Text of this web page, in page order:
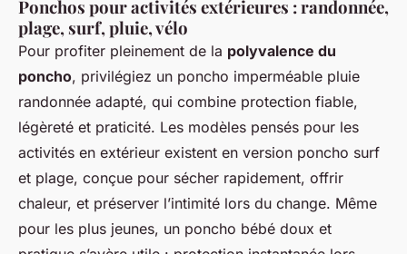
Ponchos pour activités extérieures : randonnée,
plage, surf, pluie, vélo
Pour profiter pleinement de la polyvalence du
poncho, privilégiez un poncho imperméable pluie
randonnée adapté, qui combine protection fiable,
légèreté et praticité. Les modèles pensés pour les
activités en extérieur existent en version poncho surf
et plage, conçue pour sécher rapidement, offrir
chaleur, et préserver l’intimité lors du change. Même
pour les plus jeunes, un poncho bébé doux et